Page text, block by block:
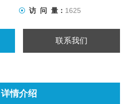
访 问 量： 1625
联系我们
详情介绍